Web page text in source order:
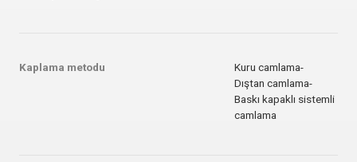
Kaplama metodu Kuru camlama-
Dıştan camlama-
Baskı kapaklı sistemli
camlama